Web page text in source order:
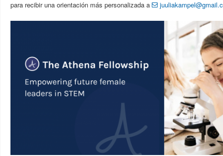
para recibir una orientación más personalizada a